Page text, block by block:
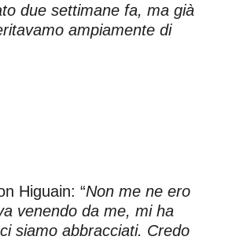
due settimane fa, ma già
ampiamente di
Higuain: “Non me ne ero
venendo da me, mi ha
siamo abbracciati. Credo